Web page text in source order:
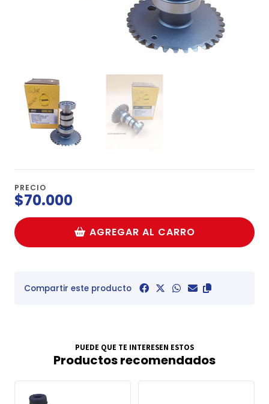
PRECIO
$70.000
AGREGAR AL CARRO
Compartir este producto
PUEDE QUE TE INTERESEN ESTOS
Productos recomendados